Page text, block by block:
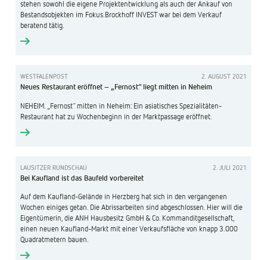
stehen sowohl die eigene Projektentwicklung als auch der Ankauf von
Bestandsobjekten im Fokus.Brockhoff INVEST war bei dem Verkauf
beratend tätig.
WESTFALENPOST 2. AUGUST 2021
Neues Restaurant eröffnet – „Fernost“ liegt mitten in Neheim
NEHEIM. „Fernost“ mitten in Neheim: Ein asiatisches Spezialitäten-
Restaurant hat zu Wochenbeginn in der Marktpassage eröffnet.
LAUSITZER RUNDSCHAU 2. JULI 2021
Bei Kaufland ist das Baufeld vorbereitet
Auf dem Kaufland-Gelände in Herzberg hat sich in den vergangenen
Wochen einiges getan. Die Abrissarbeiten sind abgeschlossen. Hier will die
Eigentümerin, die ANH Hausbesitz GmbH & Co. Kommanditgesellschaft,
einen neuen Kaufland-Markt mit einer Verkaufsfläche von knapp 3.000
Quadratmetern bauen.